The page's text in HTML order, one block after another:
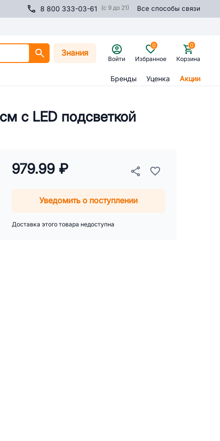
8 800 333-03-61 (с 9 до 21) Все способы связи
Знания
Войти Избранное
0
Корзина
0
Бренды Уценка Акции
с LED подсветкой
979.99 ₽
Уведомить о поступлении
Доставка этого товара недоступна